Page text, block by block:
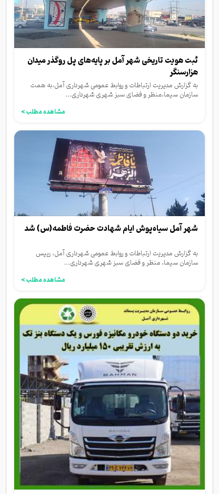
ثبت هویت تاریخی شهر آمل بر پایه‌های پل روگذر میدان
هزارسنگر
به گزارش مدیریت ارتباطات و روابط‌ عمومی شهرداری آمل،به همت
سازمان سیما،منظر و فضای سبز شهری شهرداری...
مشاهده مطلب >
شهر آمل سیاه‌پوش ایام شهادت حضرت فاطمه(س) شد
به گزارش مدیریت ارتباطات و روابط‌ عمومی شهرداری آمل، رییس
سازمان سیما، منظر و فضای سبز شهری شهرداری...
مشاهده مطلب >